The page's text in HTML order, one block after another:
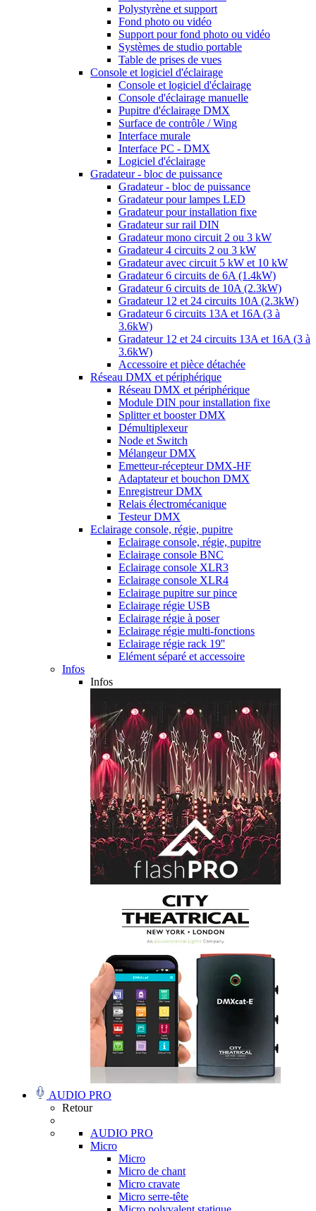
Polystyrène et support
Fond photo ou vidéo
Support pour fond photo ou vidéo
Systèmes de studio portable
Table de prises de vues
Console et logiciel d'éclairage
Console et logiciel d'éclairage
Console d'éclairage manuelle
Pupitre d'éclairage DMX
Surface de contrôle / Wing
Interface murale
Interface PC - DMX
Logiciel d'éclairage
Gradateur - bloc de puissance
Gradateur - bloc de puissance
Gradateur pour lampes LED
Gradateur pour installation fixe
Gradateur sur rail DIN
Gradateur mono circuit 2 ou 3 kW
Gradateur 4 circuits 2 ou 3 kW
Gradateur avec circuit 5 kW et 10 kW
Gradateur 6 circuits de 6A (1.4kW)
Gradateur 6 circuits de 10A (2.3kW)
Gradateur 12 et 24 circuits 10A (2.3kW)
Gradateur 6 circuits 13A et 16A (3 à
3.6kW)
Gradateur 12 et 24 circuits 13A et 16A (3 à
3.6kW)
Accessoire et pièce détachée
Réseau DMX et périphérique
Réseau DMX et périphérique
Module DIN pour installation fixe
Splitter et booster DMX
Démultiplexeur
Node et Switch
Mélangeur DMX
Emetteur-récepteur DMX-HF
Adaptateur et bouchon DMX
Enregistreur DMX
Relais électromécanique
Testeur DMX
Eclairage console, régie, pupitre
Eclairage console, régie, pupitre
Eclairage console BNC
Eclairage console XLR3
Eclairage console XLR4
Eclairage pupitre sur pince
Eclairage régie USB
Eclairage régie à poser
Eclairage régie multi-fonctions
Eclairage régie rack 19''
Elément séparé et accessoire
Infos
Infos
AUDIO PRO
Retour
AUDIO PRO
Micro
Micro
Micro de chant
Micro cravate
Micro serre-tête